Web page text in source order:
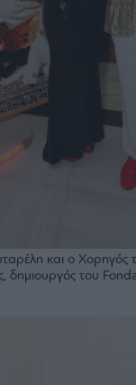
και ο Χορηγός
δημιουργός του